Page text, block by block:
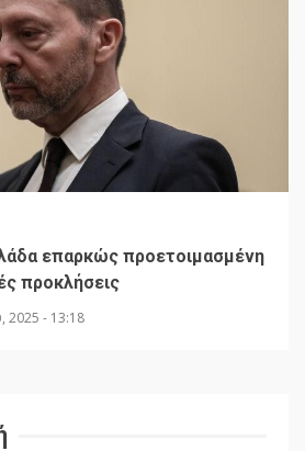
επαρκώς προετοιμασμένη
προκλήσεις
2025 - 13:18